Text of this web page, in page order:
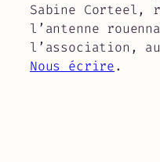
Sabine Corteel,
l’antenne
l’association,
Nous écrire.